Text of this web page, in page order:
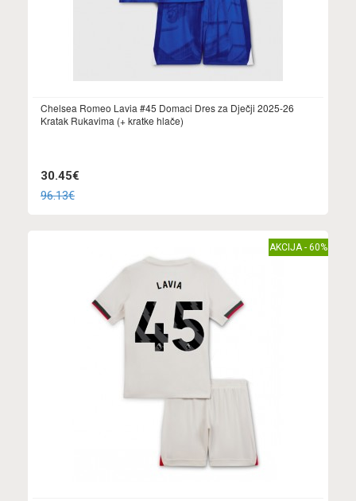
Chelsea Romeo Lavia #45 Domaci Dres za Dječji 2025-26
Kratak Rukavima (+ kratke hlače)
30.45€
96.13€
AKCIJA - 60%